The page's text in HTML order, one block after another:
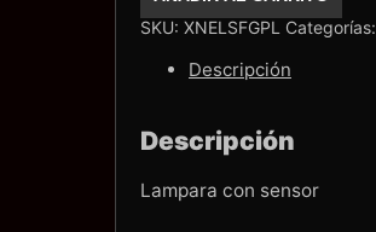
Diamond
Exotic
Plata
para
soft
cantidad
SKU: XNELSFGPL Categorías:
Descripción
Descripción
Lampara con sensor